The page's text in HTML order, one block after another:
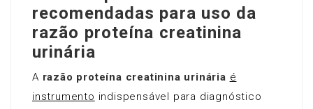
recomendadas para uso da
razão proteína creatinina
urinária
A razão proteína creatinina urinária é
instrumento indispensável para diagnóstico